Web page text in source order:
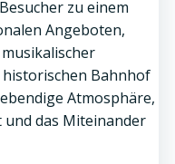
zu einem
Angeboten,
Bahnhof
Atmosphäre,
das Miteinander